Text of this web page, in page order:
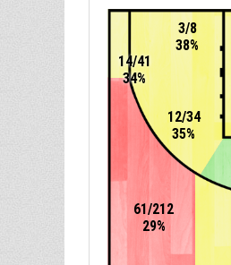
12/34
35%
61/212
29%
3/8
38%
14/41
34%